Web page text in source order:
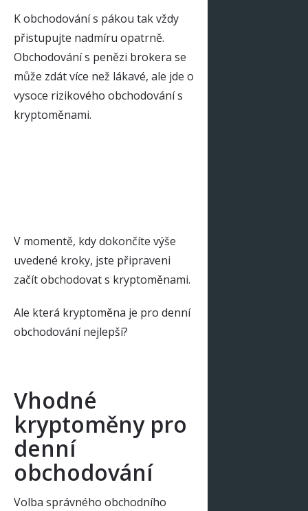
K obchodování s pákou tak vždy
přistupujte nadmíru opatrně.
Obchodování s penězi brokera se
může zdát více než lákavé, ale jde o
vysoce rizikového obchodování s
kryptoměnami.
V momentě, kdy dokončíte výše
uvedené kroky, jste připraveni
začít obchodovat s kryptoměnami.
Ale která kryptoměna je pro denní
obchodování nejlepší?
Vhodné
kryptoměny pro
denní
obchodování
Volba správného obchodního